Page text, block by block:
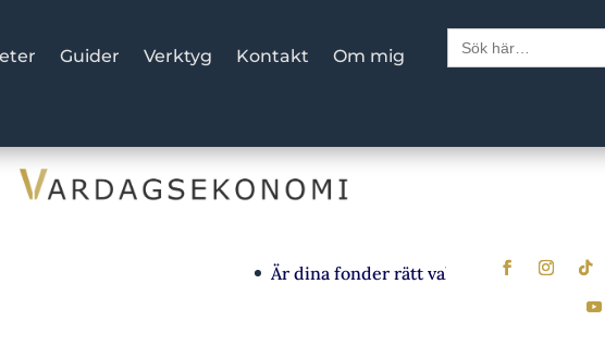
Guider Verktyg Kontakt Om mig
Sök
efter:
Är dina fonder rätt val? Signalerna som